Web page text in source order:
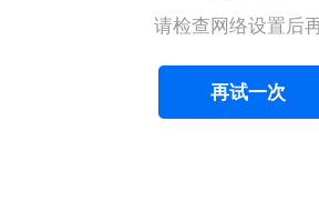
请检查网络设置后
再试一次